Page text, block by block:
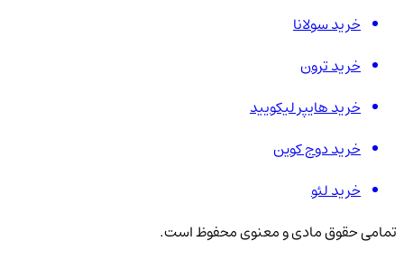
خرید سولانا
خرید ترون
خرید هایپر لیکویید
خرید دوج کوین
خرید لئو
تمامی حقوق مادی و معنوی محفوظ است.